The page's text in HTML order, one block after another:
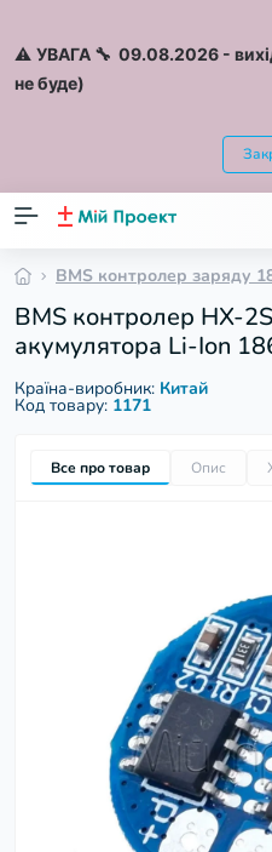
⚠️ УВАГА 🔧 09.08.2026 -
не буде)
BMS контролер заряду
BMS контролер HX-
акумулятора Li-Ion
Країна-виробник: Китай
Код товару: 1171
Все про товар Опис